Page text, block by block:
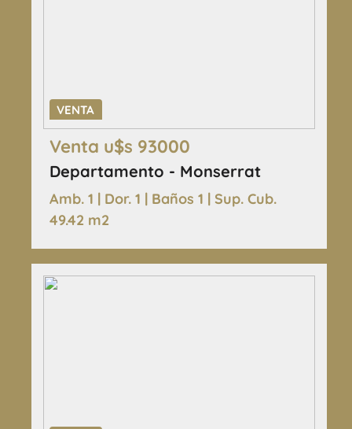
VENTA
Venta u$s 93000
Departamento - Monserrat
Amb. 1 | Dor. 1 | Baños 1 | Sup. Cub.
49.42 m2